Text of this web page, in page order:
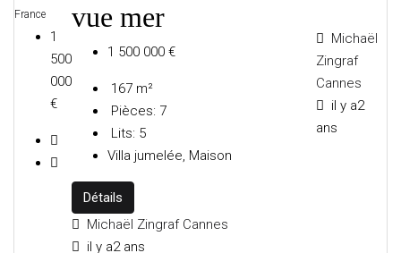
LES AGENCES
France
1
500
000
€
vue mer
1 500 000 €
167 m²
Pièces: 7
Lits: 5
Villa jumelée, Maison
Détails
Michaël Zingraf Cannes
il y a2 ans
Michaël
Zingraf
Cannes
il y a2
ans